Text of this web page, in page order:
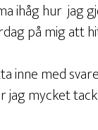
ihåg hur jag
på mig att
inne med
jag mycket